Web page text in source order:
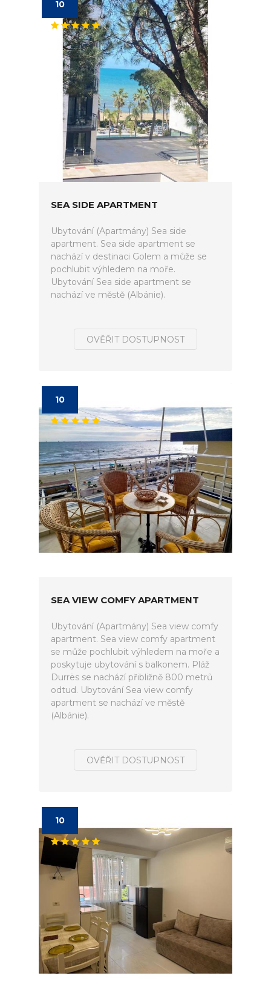
10
SEA SIDE APARTMENT
Ubytování (Apartmány) Sea side
apartment. Sea side apartment se
nachází v destinaci Golem a může se
pochlubit výhledem na moře.
Ubytování Sea side apartment se
nachází ve městě (Albánie).
OVĚŘIT DOSTUPNOST
10
SEA VIEW COMFY APARTMENT
Ubytování (Apartmány) Sea view comfy
apartment. Sea view comfy apartment
se může pochlubit výhledem na moře a
poskytuje ubytování s balkonem. Pláž
Durrës se nachází přibližně 800 metrů
odtud. Ubytování Sea view comfy
apartment se nachází ve městě
(Albánie).
OVĚŘIT DOSTUPNOST
10